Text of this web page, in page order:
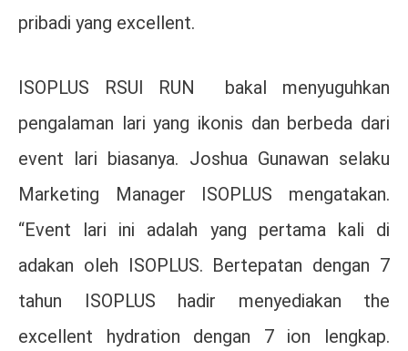
pribadi yang excellent.
ISOPLUS RSUI RUN bakal menyuguhkan
pengalaman lari yang ikonis dan berbeda dari
event lari biasanya. Joshua Gunawan selaku
Marketing Manager ISOPLUS mengatakan.
“Event lari ini adalah yang pertama kali di
adakan oleh ISOPLUS. Bertepatan dengan 7
tahun ISOPLUS hadir menyediakan the
excellent hydration dengan 7 ion lengkap.